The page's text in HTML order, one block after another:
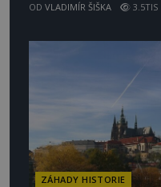
OD VLADIMÍR ŠIŠKA 3.5TIS
ZÁHADY HISTORIE